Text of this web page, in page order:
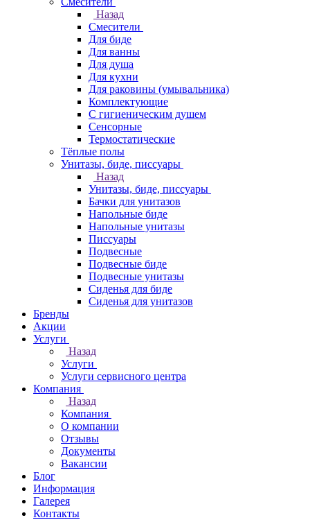
Назад
Смесители
Для биде
Для ванны
Для душа
Для кухни
Для раковины (умывальника)
Комплектующие
С гигиеническим душем
Сенсорные
Термостатические
Тёплые полы
Унитазы, биде, писсуары
Назад
Унитазы, биде, писсуары
Бачки для унитазов
Напольные биде
Напольные унитазы
Писсуары
Подвесные
Подвесные биде
Подвесные унитазы
Сиденья для биде
Сиденья для унитазов
Бренды
Акции
Услуги
Назад
Услуги
Услуги сервисного центра
Компания
Назад
Компания
О компании
Отзывы
Документы
Вакансии
Блог
Информация
Галерея
Контакты